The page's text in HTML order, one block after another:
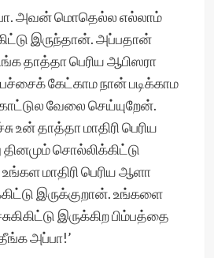
அவன் மொதெல்ல எல்லாம்
இருந்தான். அப்பதான்
தாத்தா பெரிய ஆபிஸரா
கேட்காம நான் படிக்காம
வேலை செய்யுறேன்.
உன் தாத்தா மாதிரி பெரிய
சொல்லிக்கிட்டு
மாதிரி பெரிய ஆளா
இருக்குறான். உங்களை
இருக்கிற பிம்பத்தை
அப்பா!’